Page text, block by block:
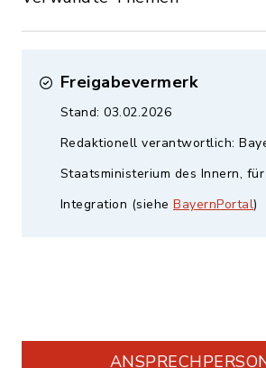
Freigabevermerk
Stand: 03.02.2026
Redaktionell verantwortlich:
Staatsministerium des Innern,
Integration (siehe BayernPortal)